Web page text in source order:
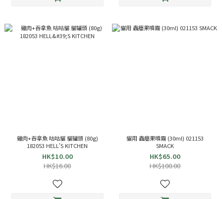
雞肉+吞拿魚 咕咕貓 貓罐頭 (80g)
182053 HELL'S KITCHEN
HK$10.00
HK$16.00
貓用 蟲癭果噴霧 (30ml) 021153
SMACK
HK$65.00
HK$100.00